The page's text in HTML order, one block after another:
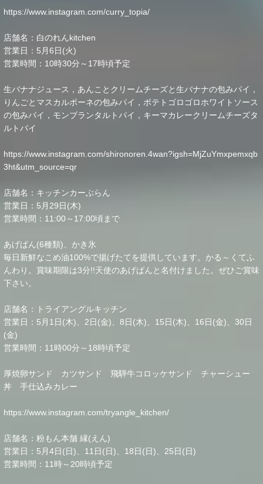
https://www.instagram.com/curry_topia/
店舗名：白のれんkitchen
営業日：5月6日(火)
営業時間：10時30分～17時頃予定
生バナナジュース，あんことクリームチーズと生バナナの包みパイ，
りんごとマスカルポーネの包みパイ，ポテトゴロゴロホワイトソース
の包みパイ，モンブランタルトパイ，キーマカレークリームチーズタ
ルトパイ
https://www.instagram.com/shironoren.4wan?igsh=MjZuYmxpemxqb
3ht&utm_source=qr
店舗名：キッチンカーぶらん
営業日：5月29日(木)
営業時間：11:00～17:00頃まで
あげぱん(6種類)、かき氷
毎日新鮮なこめ油100%で揚げたてを提供しています。かる～くてふ
んわり。賞味期限は3分!!天使のあげぱんと名付けました。ぜひご賞味
下さい。
店舗名：トライアングルキッチン
営業日：5月1日(木)、2日(金)、8日(木)、15日(木)、16日(金)、30日
(金)
営業時間：11時00分～18時頃予定
厚焼卵サンド カツサンド 飛騨牛コロッケサンド チャーシュー
丼 手仕込みカレー
https://www.instagram.com/tryangle_kitchen/
店舗名：粉もん本舗 縁(えん)
営業日：5月4日(日)、11日(日)、18日(日)、25日(日)
営業時間：11時～20時頃予定